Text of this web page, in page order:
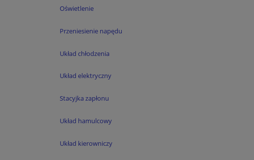
Oświetlenie
Przeniesienie napędu
Układ chłodzenia
Układ elektryczny
Stacyjka zapłonu
Układ hamulcowy
Układ kierowniczy